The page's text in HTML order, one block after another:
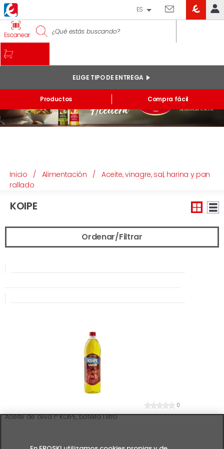
IDENTIFÍCATE
Pedidos online
Mis productos comprados en tienda y online
Listas
ES
Escanear
Productos
ELIGE TIPO DE ENTREGA
Compra fácil
Inicio / Alimentación /
Aceite, vinagre, sal, harina y pan
rallado
KOIPE
Ordenar/Filtrar
0
Aceite de oliva 1º KOIPE, botella 1 litro